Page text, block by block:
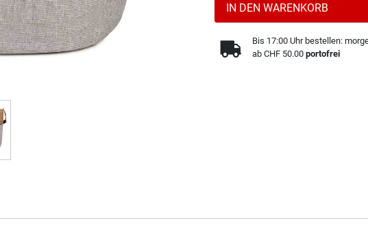
IN DEN WARENKORB
Bis 17:00 Uhr bestellen:
ab CHF 50.00portofrei